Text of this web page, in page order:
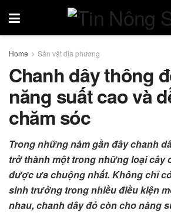
Home Sản vật địa phương
Chanh dây thông
năng suất cao và
chăm sóc
Trong những năm gần đây chanh
trở thành một trong những loại cây
được ưa chuộng nhất. Không chỉ
sinh trưởng trong nhiều điều kiện
nhau, chanh dây đỏ còn cho năng